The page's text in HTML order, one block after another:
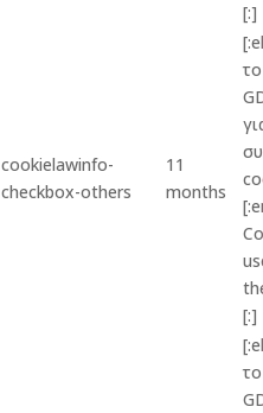
[:]
cookielawinfo-
checkbox-others
11
months
[:]